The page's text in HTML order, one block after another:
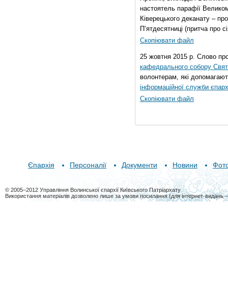
настоятель парафії
Ківерецького деканату –
П’ятдесятниці (притча про
Скопіювати файл
25 жовтня 2015 р. Слово
кафедрального собору
волонтерам, які
інформаційної служби
Скопіювати файл
Єпархія Персоналії Документи Новини
© 2005–2012 Управління Волинської єпархії Київського Патріархату
Використання матеріалів дозволено лише за умови посилання (для інтернет-видань